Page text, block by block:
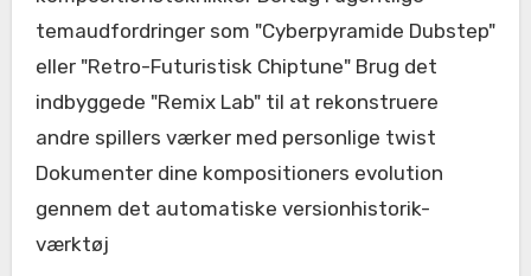
temaudfordringer som "Cyberpyramide Dubstep"
eller "Retro-Futuristisk Chiptune" Brug det
indbyggede "Remix Lab" til at rekonstruere
andre spillers værker med personlige twist
Dokumenter dine kompositioners evolution
gennem det automatiske versionhistorik-
værktøj